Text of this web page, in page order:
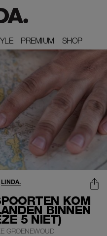
PREMIUM
PREMIUM SHOP
SHOP
KOM
BINNEN
5 NIET)
LINDA.
GROENEWOUD